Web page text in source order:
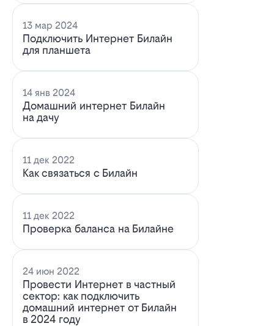
13 мар 2024
Подключить Интернет Билайн
для планшета
14 янв 2024
Домашний интернет Билайн
на дачу
11 дек 2022
Как связаться с Билайн
11 дек 2022
Проверка баланса на Билайне
24 июн 2022
Провести Интернет в частный
сектор: как подключить
домашний интернет от Билайн
в 2024 году